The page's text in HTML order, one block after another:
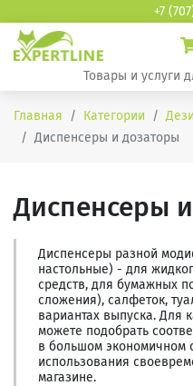
+7
Товары и услуги
Главная Категории
Диспенсеры и дозаторы
Диспенсеры
Диспенсеры разной
настольные) - для
средств, для бумажных
сложения), салфеток,
вариантах выпуска. Для
можете подобрать
в большом экономичном
использования
магазине.